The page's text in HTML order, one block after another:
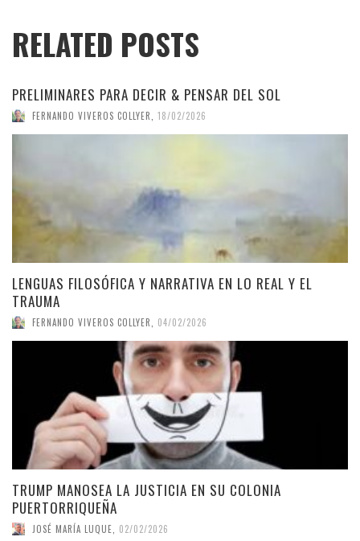
RELATED POSTS
PRELIMINARES PARA DECIR & PENSAR DEL SOL
FERNANDO VIVEROS COLLYER 18/02/2026
LENGUAS FILOSÓFICA Y NARRATIVA EN LO REAL Y EL
TRAUMA
FERNANDO VIVEROS COLLYER 04/02/2026
TRUMP MANOSEA LA JUSTICIA EN SU COLONIA
PUERTORRIQUEÑA
JOSÉ MARÍA LUQUE 02/02/2026